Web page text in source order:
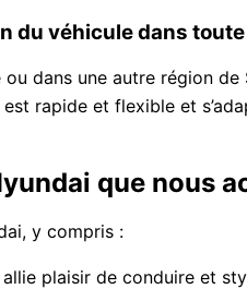
du véhicule dans
ou dans une autre région
rapide et flexible et
que nous
y compris :
plaisir de conduire et